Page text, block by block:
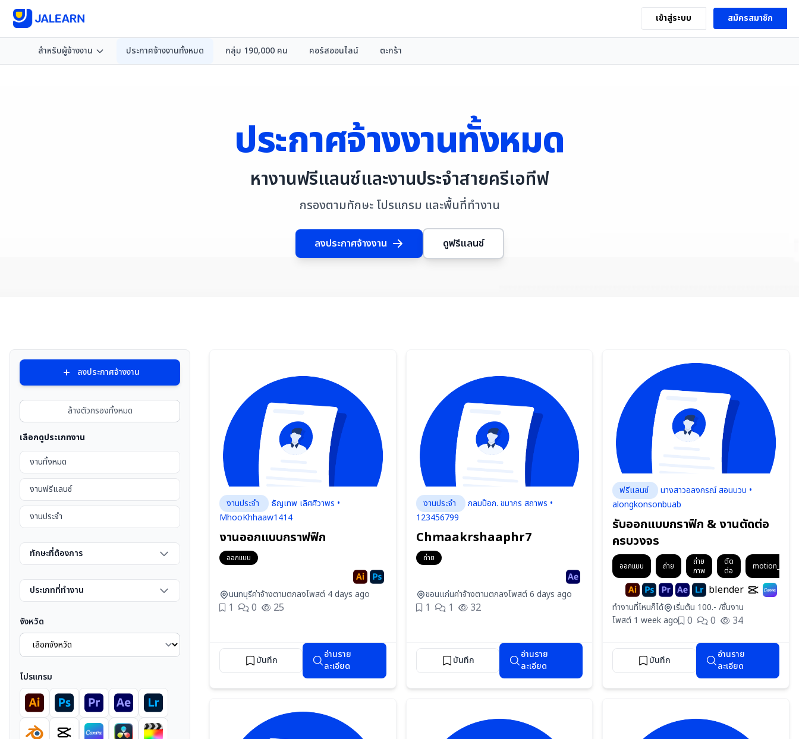
เข้าสู่ระบบ สมัครสมาชิก
สำหรับผู้จ้างงาน ประกาศจ้างงานทั้งหมด กลุ่ม 190,000 คน คอร์สออนไลน์ ตะกร้า
ประกาศจ้างงานทั้งหมด
หางานฟรีแลนซ์และงานประจำสายครีเอทีฟ
กรองตามทักษะ โปรแกรม และพื้นที่ทำงาน
ลงประกาศจ้างงาน ดูฟรีแลนซ์
รายการประกาศจ้างงาน
ลงประกาศจ้างงาน
ล้างตัวกรองทั้งหมด
เลือกดูประเภทงาน
งานทั้งหมด
งานฟรีแลนซ์
งานประจำ
ทักษะที่ต้องการ
ประเภทที่ทำงาน
จังหวัด
โปรแกรม
งานประจำ
ธัญเทพ เลิศศิวาพร •
MhooKhhaaw1414
งานออกแบบกราฟฟิก
ออกแบบ
นนทบุรีค่าจ้างตามตกลงโพสต์ 4 days ago
1 0 25
บันทึก
อ่านราย
ละเอียด
งานประจำ
กลมป๊อก. ขมากร สถาพร •
123456799
Chmaakrshaaphr7
ถ่าย
ขอนแก่นค่าจ้างตามตกลงโพสต์ 6 days ago
1 1 32
บันทึก
อ่านราย
ละเอียด
ฟรีแลนซ์
นางสาวอลงกรณ์ สอนบวบ •
alongkonsonbuab
รับออกแบบกราฟิก & งานตัดต่อ
ครบวงจร
ออกแบบ ถ่าย
ถ่าย
ภาพ
ตัด
ต่อ
blender
ทำงานที่ไหนก็ได้
เริ่มต้น 100.- /ชิ้นงาน
โพสต์ 1 week ago
0 0 34
บันทึก
อ่านราย
ละเอียด